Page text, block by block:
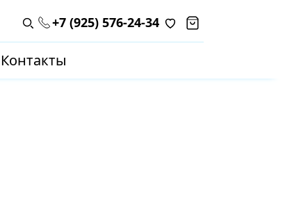
Поиск по каталогу
+7 (925) 576-24-34
Контакты